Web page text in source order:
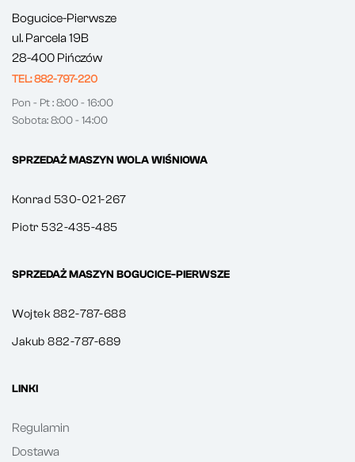
Bogucice-Pierwsze
ul. Parcela 19B
28-400 Pińczów
TEL: 882-797-220
Pon - Pt : 8:00 - 16:00
Sobota: 8:00 - 14:00
SPRZEDAŻ MASZYN WOLA WIŚNIOWA
Konrad 530-021-267
Piotr 532-435-485
SPRZEDAŻ MASZYN BOGUCICE-PIERWSZE
Wojtek 882-787-688
Jakub 882-787-689
LINKI
Regulamin
Dostawa